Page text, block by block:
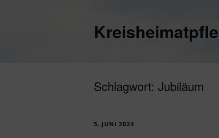
Schlagwort: Jubiläum
5. JUNI 2024